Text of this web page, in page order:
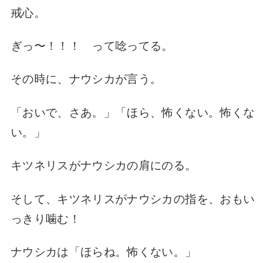
戒心。
ぎっ〜！！！ って唸ってる。
その時に、 ナウシカが言う。
「おいで、さあ。」
「ほら、怖くない。怖くな
い。」
キツネリスがナウシカの肩にのる。
そして、 キツネリスがナウシカの指を、 おもい
っきり噛む！
ナウシカは 「ほらね。怖くない。」